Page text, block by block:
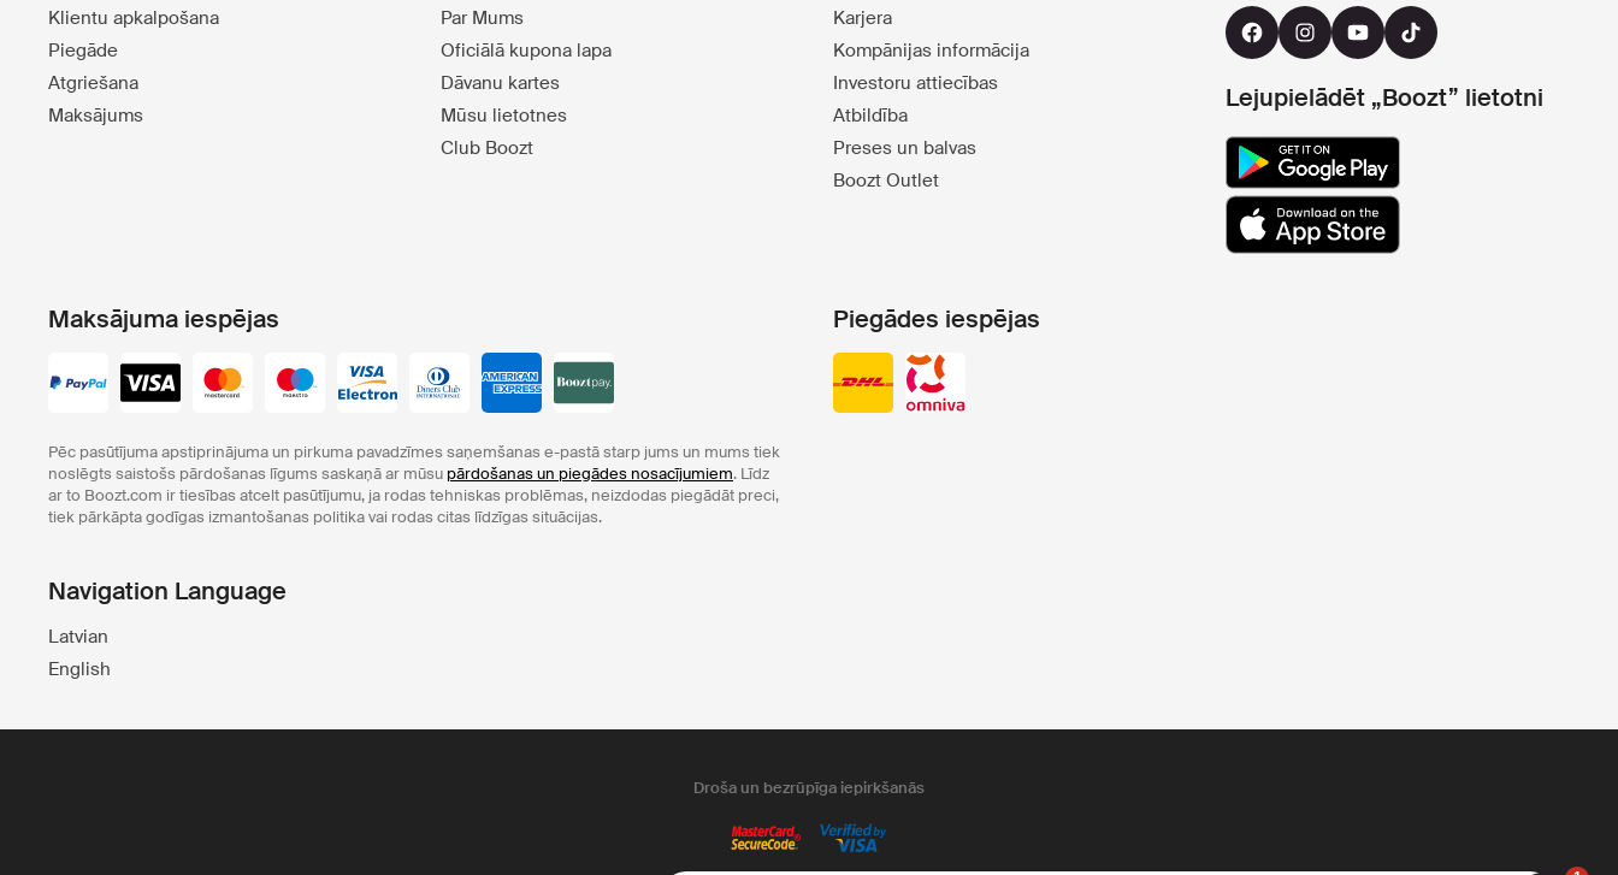
Klientu apkalpošana
Piegāde
Atgriešana
Maksājums
Par Mums
Oficiālā kupona lapa
Dāvanu kartes
Mūsu lietotnes
Club Boozt
Karjera
Kompānijas informācija
Investoru attiecības
Atbildība
Preses un balvas
Boozt Outlet
Lejupielādēt „Boozt” lietotni
Maksājuma iespējas
Pēc pasūtījuma apstiprinājuma un pirkuma pavadzīmes saņemšanas e-pastā starp jums un mums tiek
noslēgts saistošs pārdošanas līgums saskaņā ar mūsu pārdošanas un piegādes nosacījumiem. Līdz
ar to Boozt.com ir tiesības atcelt pasūtījumu, ja rodas tehniskas problēmas, neizdodas piegādāt preci,
tiek pārkāpta godīgas izmantošanas politika vai rodas citas līdzīgas situācijas.
Piegādes iespējas
Navigation Language
Latvian
English
Droša un bezrūpīga iepirkšanās